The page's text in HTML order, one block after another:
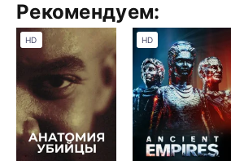
Рекомендуем:
HD HD